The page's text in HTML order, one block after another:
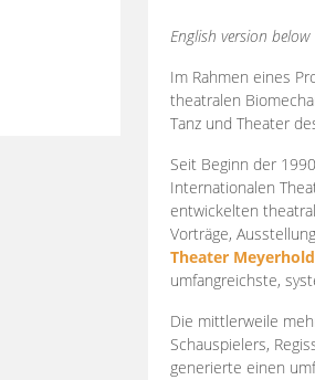
English version below
Im Rahmen eines
theatralen
Tanz und Theater
Seit Beginn der
Internationalen
entwickelten
Vorträge,
Theater
umfangreichste,
Die mittlerweile
Schauspielers,
generierte einen